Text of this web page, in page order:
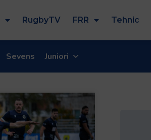
RugbyTV FRR Tehnic
Sevens Juniori